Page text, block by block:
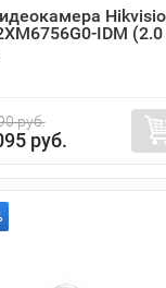
IDM (2.0
руб.
руб.